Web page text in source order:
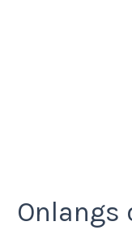
Onlangs